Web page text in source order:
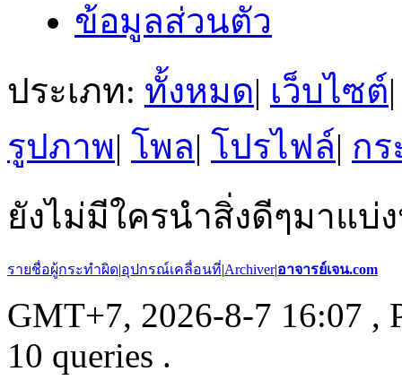
ข้อมูลส่วนตัว
ประเภท: ทั้งหมด| เว็บไซต์|
รูปภาพ| โพล| โปรไฟล์| กร
ยังไม่มีใครนำสิ่งดีๆมาแบ่
รายชื่อผู้กระทำผิด|อุปกรณ์เคลื่อนที่|Archiver|อาจารย์เจน.com
GMT+7, 2026-8-7 16:07 ,
10 queries .